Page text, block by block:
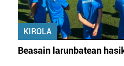
KIROLA
Beasain larunbatean